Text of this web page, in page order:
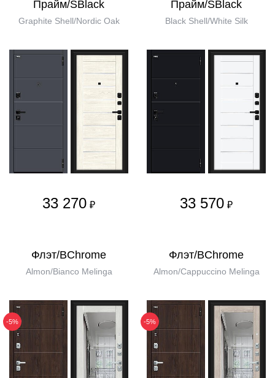
Прайм/SBlack
Graphite Shell/Nordic Oak
33 270 ₽
Прайм/SBlack
Black Shell/White Silk
33 570 ₽
Флэт/BChrome
Almon/Bianco Melinga
-5%
Флэт/BChrome
Almon/Cappuccino Melinga
-5%